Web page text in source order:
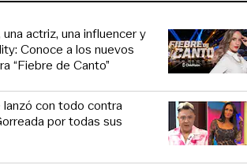
actriz, una influencer y
Conoce a los nuevos
“Fiebre de Canto”
con todo contra
por todas sus